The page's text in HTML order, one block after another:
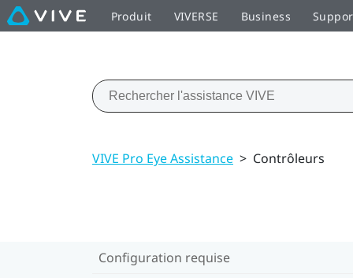
Produit VIVERSE Business
VIVE Pro Eye Assistance > Contrôleurs
Configuration requise